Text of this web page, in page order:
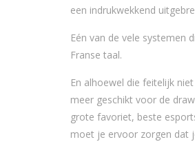
een indrukwekkend
Eén van de vele systemen
Franse taal.
En alhoewel die feitelijk
meer geschikt voor de
grote favoriet, beste
moet je ervoor zorgen dat